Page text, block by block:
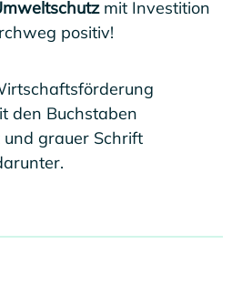
mit Investition
positiv!